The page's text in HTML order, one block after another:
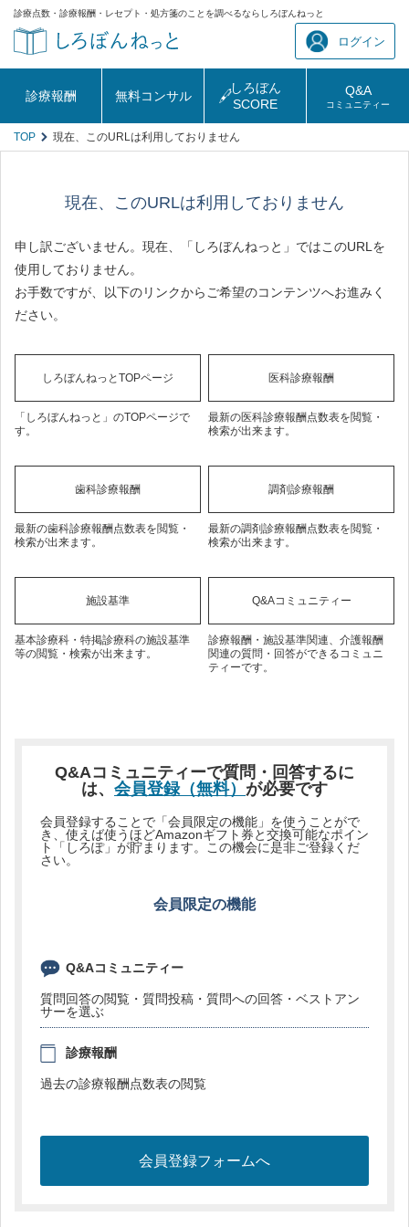
診療点数・診療報酬・レセプト・処方箋のことを調べるならしろぼんねっと
ログイン
診療報酬 無料コンサル
しろぼん
SCORE
Q&A
コミュニティー
TOP 現在、このURLは利用しておりません
現在、このURLは利用しておりません
申し訳ございません。現在、「しろぼんねっと」ではこのURLを
使用しておりません。
お手数ですが、以下のリンクからご希望のコンテンツへお進みく
ださい。
しろぼんねっとTOPページ
「しろぼんねっと」のTOPページで
す。
医科診療報酬
最新の医科診療報酬点数表を閲覧・
検索が出来ます。
歯科診療報酬
最新の歯科診療報酬点数表を閲覧・
検索が出来ます。
調剤診療報酬
最新の調剤診療報酬点数表を閲覧・
検索が出来ます。
施設基準
基本診療科・特掲診療科の施設基準
等の閲覧・検索が出来ます。
Q&Aコミュニティー
診療報酬・施設基準関連、介護報酬
関連の質問・回答ができるコミュニ
ティーです。
Q&Aコミュニティーで質問・回答するに
は、 会員登録（無料） が必要です
会員登録することで「会員限定の機能」を使うことがで
き、使えば使うほどAmazonギフト券と交換可能なポイン
ト「しろぽ」が貯まります。この機会に是非ご登録くだ
さい。
会員限定の機能
Q&Aコミュニティー
質問回答の閲覧・質問投稿・質問への回答・ベストアン
サーを選ぶ
診療報酬
過去の診療報酬点数表の閲覧
会員登録フォームへ